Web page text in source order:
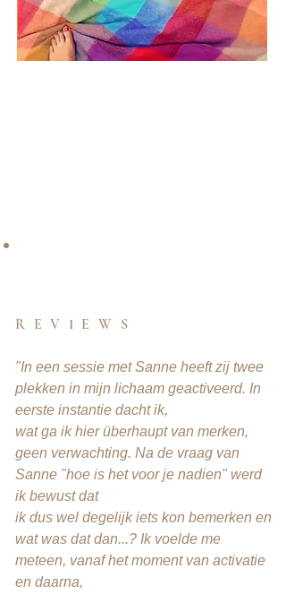
REVIEWS
"In een sessie met Sanne heeft zij twee
plekken in mijn lichaam geactiveerd. In
eerste instantie dacht ik,
wat ga ik hier überhaupt van merken,
geen verwachting. Na de vraag van
Sanne "hoe is het voor je nadien" werd
ik bewust dat
ik dus wel degelijk iets kon bemerken en
wat was dat dan...? Ik voelde me
meteen, vanaf het moment van activatie
en daarna,